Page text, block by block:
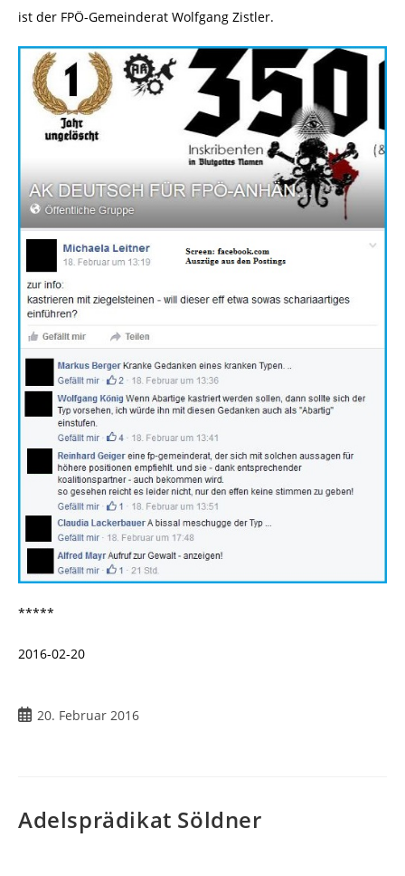
ist der FPÖ-Gemeinderat Wolfgang Zistler.
*****
2016-02-20
Beitrag20. Februar 2016
Adelsprädikat Söldner